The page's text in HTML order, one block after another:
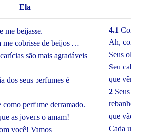
Ela
me beijasse,
me cobrisse de beijos …
são mais agradáveis
dos seus perfumes é
como perfume derramado.
as jovens o amam!
você! Vamos
4.1 Como
Ah, como
Seus
Seu
que vêm
2 Seus
rebanho
que vão
Cada uma